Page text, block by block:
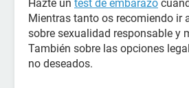
Hazte un test de embarazo
Mientras tanto os recomiendo
sobre sexualidad responsable y
También sobre las opciones
no deseados.